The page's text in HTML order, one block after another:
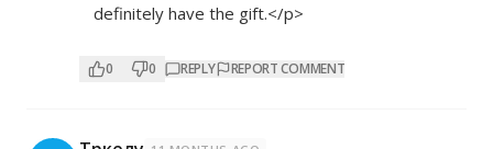
definitely have the gift.</p>
0 0 REPLY REPORT COMMENT